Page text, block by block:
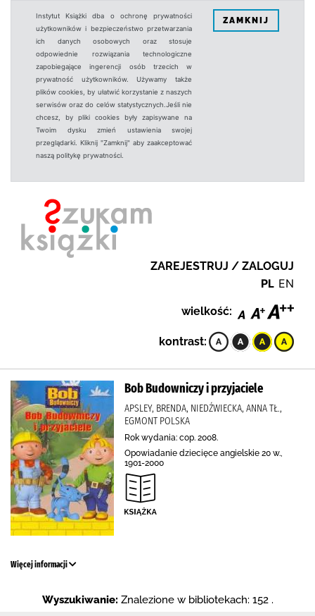
Instytut Książki dba o ochronę prywatności
użytkowników i bezpieczeństwo przetwarzania
ich danych osobowych oraz stosuje
odpowiednie rozwiązania technologiczne
zapobiegające ingerencji osób trzecich w
prywatność użytkowników. Używamy także
plików cookies, by ułatwić korzystanie z naszych
serwisów oraz do celów statystycznych.Jeśli nie
chcesz, by pliki cookies były zapisywane na
Twoim dysku zmień ustawienia swojej
przeglądarki. Kliknij "Zamknij" aby zaakceptować
naszą politykę prywatności.
ZAMKNIJ
ZAREJESTRUJ / ZALOGUJ
PL EN
wielkość:
kontrast:
Bob Budowniczy i przyjaciele
APSLEY, BRENDA, NIEDŹWIECKA, ANNA TŁ.,
EGMONT POLSKA
Rok wydania: cop. 2008.
Opowiadanie dziecięce angielskie 20 w.,
1901-2000
Więcej informacji
Wyszukiwanie: Znalezione w bibliotekach: 152 .